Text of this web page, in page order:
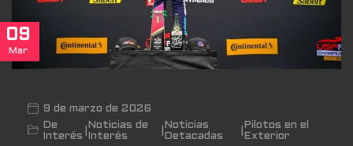
09
Mar
9 de marzo de 2026
De
Interés
Noticias de
Interés
Noticias
Detacadas
Pilotos en el
Exterior